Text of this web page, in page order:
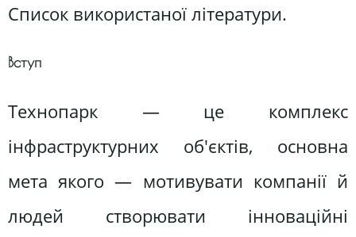
Список використаної літератури.
Вступ
Технопарк — це комплекс
інфраструктурних об'єктів, основна
мета якого — мотивувати компанії й
людей створювати інноваційні